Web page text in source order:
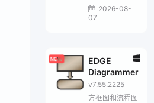
2026-08-
07
EDGE
Diagrammer
v7.55.2225
方框图和流程图